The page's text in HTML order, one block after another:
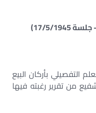
التفصيلي بأركان البيع
من تقرير رغبته فيها